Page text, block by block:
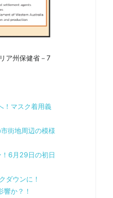
ア州保健省－7
！マスク着用義
街地周辺の模様
6月29日の初日
ダウンに！
か？！